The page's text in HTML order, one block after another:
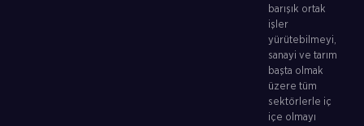
barışık ortak
işler
yürütebilmeyi,
sanayi ve tarım
başta olmak
üzere tüm
sektörlerle iç
içe olmayı